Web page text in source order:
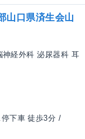
山口県済生会山
経外科 泌尿器科 耳
停下車 徒歩3分 /